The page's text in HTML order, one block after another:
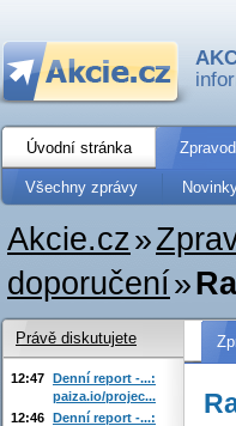
Úvodní stránka
Všechny zprávy
Akcie.cz»
doporučení»
Právě diskutujete
12:47 Denní report -...:
paiza.io/projec...
12:46 Denní report -...: